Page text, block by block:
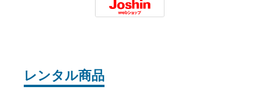
Joshin
レンタル商品